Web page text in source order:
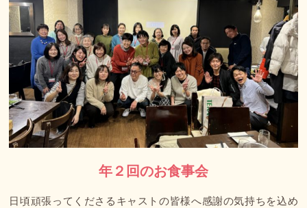
年２回のお食事会
日頃頑張ってくださるキャストの皆様へ感謝の気持ちを込め